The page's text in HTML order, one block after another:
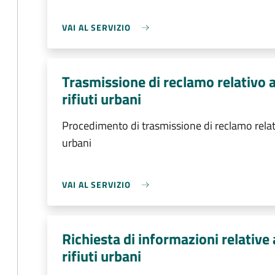
VAI AL SERVIZIO
Trasmissione di reclamo relativo
rifiuti urbani
Procedimento di trasmissione di reclamo
urbani
VAI AL SERVIZIO
Richiesta di informazioni relative
rifiuti urbani